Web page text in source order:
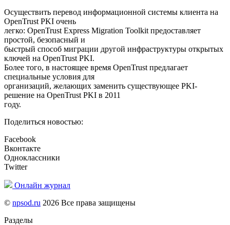
Осуществить перевод информационной системы клиента на
OpenTrust PKI очень
легко: OpenTrust Express Migration Toolkit предоставляет
простой, безопасный и
быстрый способ миграции другой инфраструктуры открытых
ключей на OpenTrust PKI.
Более того, в настоящее время OpenTrust предлагает
специальные условия для
организаций, желающих заменить существующее PKI-
решение на OpenTrust PKI в 2011
году.
Поделиться новостью:
Facebook
Вконтакте
Одноклассники
Twitter
Онлайн журнал
© npsod.ru 2026 Все права защищены
Разделы